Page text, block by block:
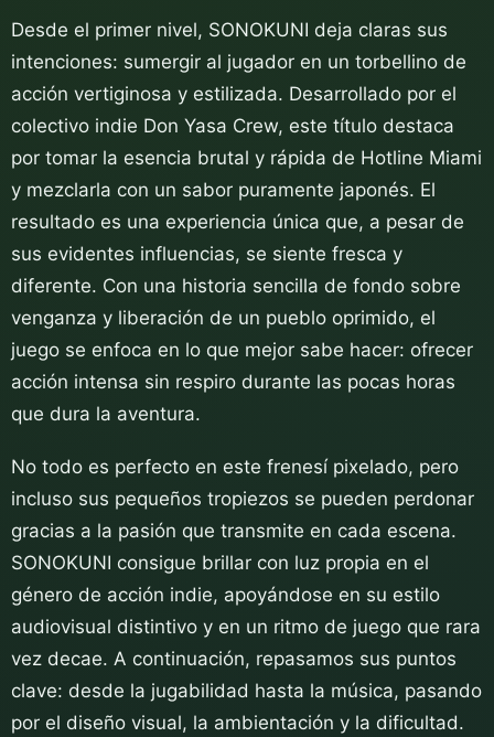
Desde el primer nivel, SONOKUNI deja claras sus
intenciones: sumergir al jugador en un torbellino de
acción vertiginosa y estilizada. Desarrollado por el
colectivo indie Don Yasa Crew, este título destaca
por tomar la esencia brutal y rápida de Hotline Miami
y mezclarla con un sabor puramente japonés. El
resultado es una experiencia única que, a pesar de
sus evidentes influencias, se siente fresca y
diferente. Con una historia sencilla de fondo sobre
venganza y liberación de un pueblo oprimido, el
juego se enfoca en lo que mejor sabe hacer: ofrecer
acción intensa sin respiro durante las pocas horas
que dura la aventura.
No todo es perfecto en este frenesí pixelado, pero
incluso sus pequeños tropiezos se pueden perdonar
gracias a la pasión que transmite en cada escena.
SONOKUNI consigue brillar con luz propia en el
género de acción indie, apoyándose en su estilo
audiovisual distintivo y en un ritmo de juego que rara
vez decae. A continuación, repasamos sus puntos
clave: desde la jugabilidad hasta la música, pasando
por el diseño visual, la ambientación y la dificultad.